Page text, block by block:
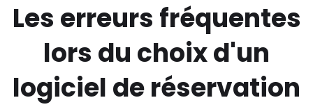
Les erreurs fréquentes
lors du choix d'un
logiciel de réservation